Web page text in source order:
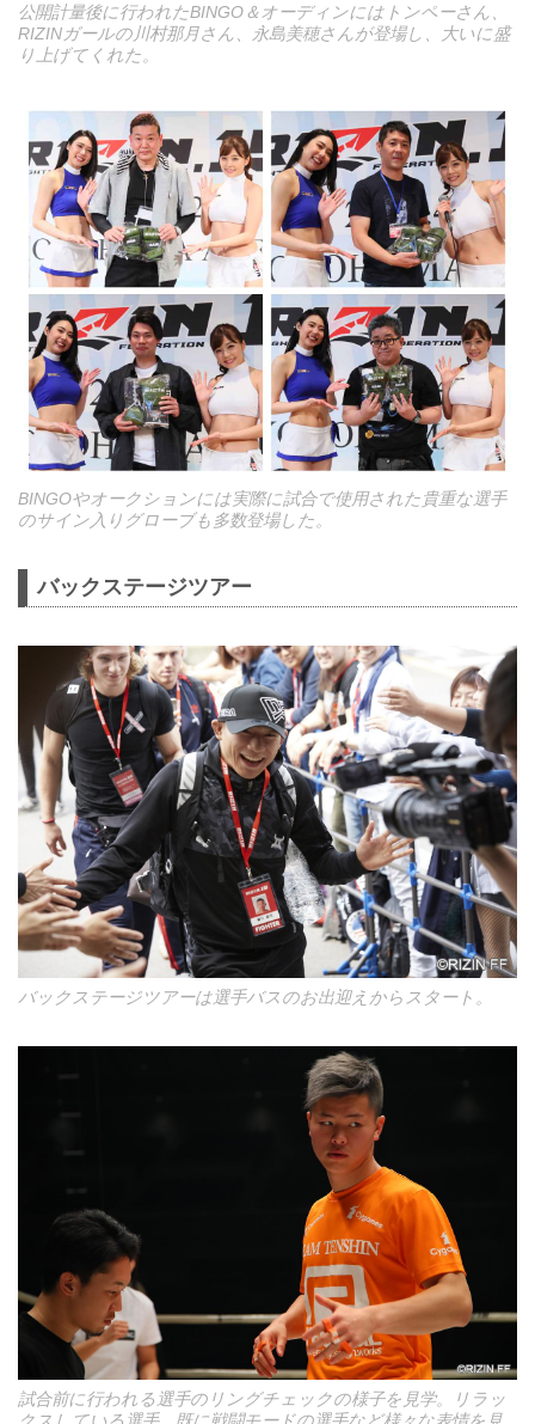
公開計量後に行われたBINGO＆オーディンにはトンペーさん、
RIZINガールの川村那月さん、永島美穂さんが登場し、大いに盛
り上げてくれた。
BINGOやオークションには実際に試合で使用された貴重な選手
のサイン入りグローブも多数登場した。
バックステージツアー
バックステージツアーは選手バスのお出迎えからスタート。
試合前に行われる選手のリングチェックの様子を見学。リラッ